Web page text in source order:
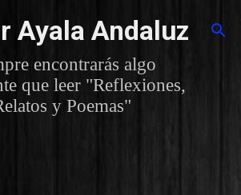
contenido principal
Ayala Andaluz
encontrarás algo
que leer "Reflexiones,
y Poemas"